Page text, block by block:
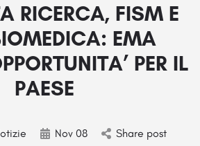
RICERCA, FISM E
EMA
PER IL
PAESE
Nov 08 Share post